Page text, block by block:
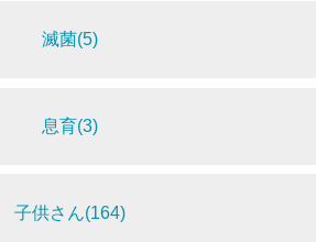
滅菌(5)
息育(3)
子供さん(164)